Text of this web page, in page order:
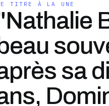
TITRE À LA UNE
sa